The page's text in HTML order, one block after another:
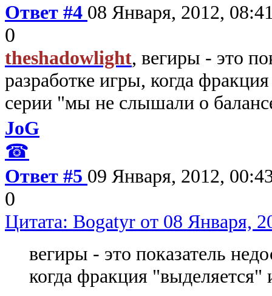
Ответ #4 08 Января, 2012,
0
theshadowlight, вегиры - это
разработке игры, когда
серии "мы не слышали о
JoG
☎
Ответ #5 09 Января, 2012,
0
Цитата: Bogatyr от 08 Января,
вегиры - это показатель
когда фракция "выделяется"